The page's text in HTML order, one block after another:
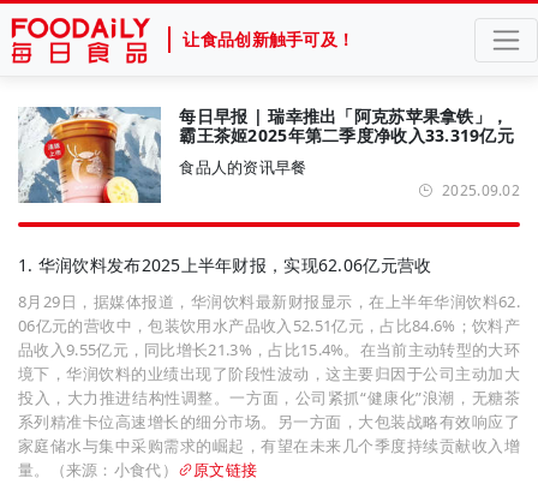
让食品创新触手可及！
每日早报 | 瑞幸推出「阿克苏苹果拿铁」，
霸王茶姬2025年第二季度净收入33.319亿元
食品人的资讯早餐
2025.09.02
1. 华润饮料发布2025上半年财报，实现62.06亿元营收
8月29日，据媒体报道，华润饮料最新财报显示，在上半年华润饮料62.
06亿元的营收中，包装饮用水产品收入52.51亿元，占比84.6%；饮料产
品收入9.55亿元，同比增长21.3%，占比15.4%。在当前主动转型的大环
境下，华润饮料的业绩出现了阶段性波动，这主要归因于公司主动加大
投入，大力推进结构性调整。一方面，公司紧抓“健康化”浪潮，无糖茶
系列精准卡位高速增长的细分市场。另一方面，大包装战略有效响应了
家庭储水与集中采购需求的崛起，有望在未来几个季度持续贡献收入增
量。（来源：小食代）
原文链接